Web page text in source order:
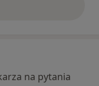
na pytania